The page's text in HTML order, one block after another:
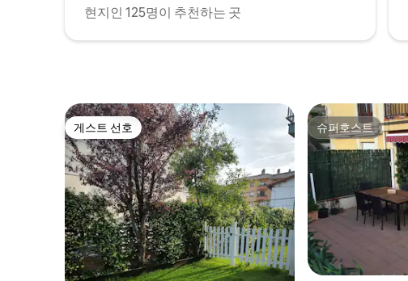
현지인 125명이 추천하는 곳
게스트 선호
게스트 선호 슈퍼호스트
슈퍼호스트